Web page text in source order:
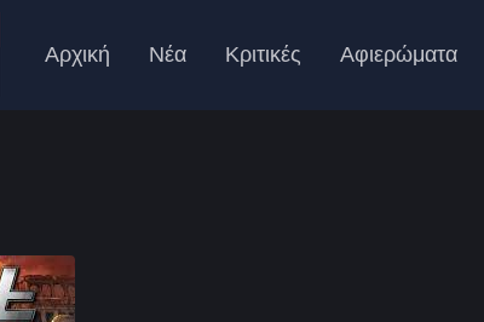
Αρχική Νέα Κριτικές Αφιερώματα